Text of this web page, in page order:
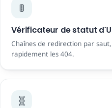
🚦
Vérificateur de statut
Chaînes de redirection par
rapidement les 404.
🧬